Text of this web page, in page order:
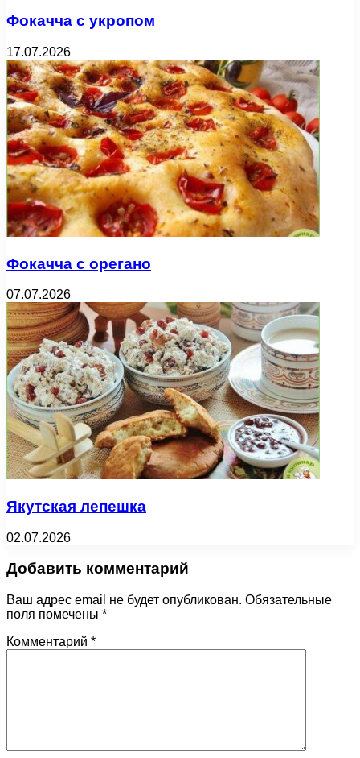
Фокачча с укропом
17.07.2026
Фокачча с орегано
07.07.2026
Якутская лепешка
02.07.2026
Добавить комментарий
Ваш адрес email не будет опубликован. Обязательные
поля помечены *
Комментарий *